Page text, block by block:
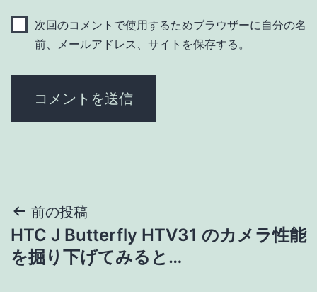
次回のコメントで使用するためブラウザーに自分の名
前、メールアドレス、サイトを保存する。
投
稿
前の投稿
HTC J Butterfly HTV31 のカメラ性能
を掘り下げてみると…